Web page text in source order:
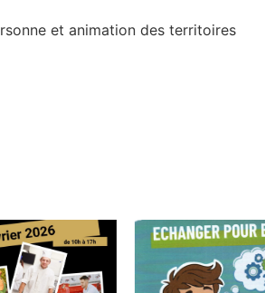
et animation des territoires